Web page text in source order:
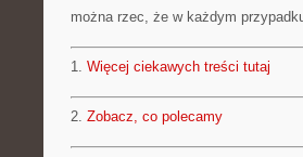
można rzec, że w każdym
1. Więcej ciekawych treści tutaj
2. Zobacz, co polecamy